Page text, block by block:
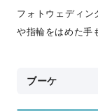
フォトウェディン
や指輪をはめた手
ブーケ